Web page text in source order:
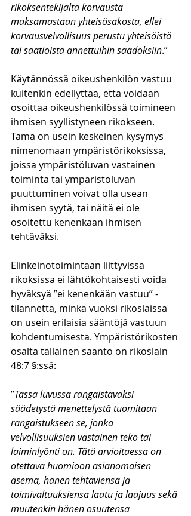
rikoksentekijältä korvausta
maksamastaan yhteisösakosta, ellei
korvausvelvollisuus perustu yhteisöistä
tai säätiöistä annettuihin säädöksiin.”
Käytännössä oikeushenkilön vastuu
kuitenkin edellyttää, että voidaan
osoittaa oikeushenkilössä toimineen
ihmisen syyllistyneen rikokseen.
Tämä on usein keskeinen kysymys
nimenomaan ympäristörikoksissa,
joissa ympäristöluvan vastainen
toiminta tai ympäristöluvan
puuttuminen voivat olla usean
ihmisen syytä, tai näitä ei ole
osoitettu kenenkään ihmisen
tehtäväksi.
Elinkeinotoimintaan liittyvissä
rikoksissa ei lähtökohtaisesti voida
hyväksyä ”ei kenenkään vastuu” -
tilannetta, minkä vuoksi rikoslaissa
on usein erilaisia sääntöjä vastuun
kohdentumisesta. Ympäristörikosten
osalta tällainen sääntö on rikoslain
48:7 §:ssä:
”Tässä luvussa rangaistavaksi
säädetystä menettelystä tuomitaan
rangaistukseen se, jonka
velvollisuuksien vastainen teko tai
laiminlyönti on. Tätä arvioitaessa on
otettava huomioon asianomaisen
asema, hänen tehtäviensä ja
toimivaltuuksiensa laatu ja laajuus sekä
muutenkin hänen osuutensa